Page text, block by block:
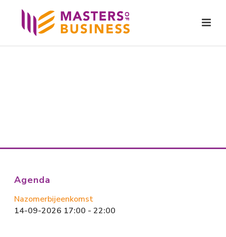
Agenda
Nazomerbijeenkomst
14-09-2026 17:00 - 22:00